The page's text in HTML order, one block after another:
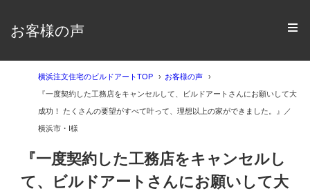
お客様の声
横浜注文住宅のビルドアートTOP お客様の声
『一度契約した工務店をキャンセルして、ビルドアートさんにお願いして大
成功！ たくさんの要望がすべて叶って、理想以上の家ができました。』／
横浜市・I様
『一度契約した工務店をキャンセルし
て、ビルドアートさんにお願いして大